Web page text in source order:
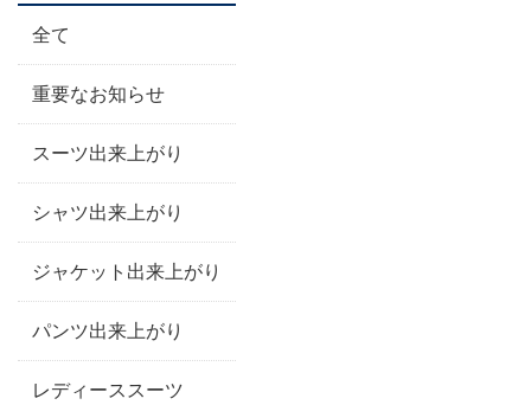
全て
重要なお知らせ
スーツ出来上がり
シャツ出来上がり
ジャケット出来上がり
パンツ出来上がり
レディーススーツ